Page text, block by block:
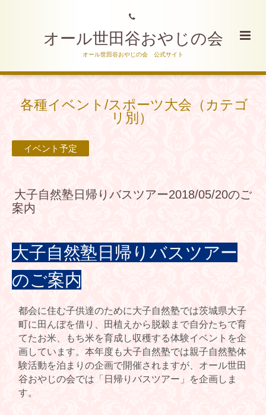
オール世田谷おやじの会
オール世田谷おやじの会 公式サイト
各種イベント/スポーツ大会（カテゴ
リ別）
イベント予定
大子自然塾日帰りバスツアー2018/05/20のご
案内
大子自然塾日帰りバスツアー
のご案内
都会に住む子供達のために大子自然塾では茨城県大子
町に田んぼを借り、田植えから脱穀まで自分たちで育
てたお米、もち米を育成し収穫する体験イベントを企
画しています。 本年度も大子自然塾では親子自然塾体
験活動を泊まりの企画で開催されますが、オール世田
谷おやじの会では「日帰りバスツアー」を企画しま
す。